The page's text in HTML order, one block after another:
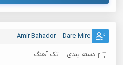
Amir Bahador – Dare Mire
دسته بندی : تک آهنگ